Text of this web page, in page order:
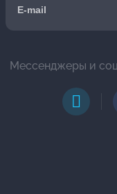
Мессенджеры и